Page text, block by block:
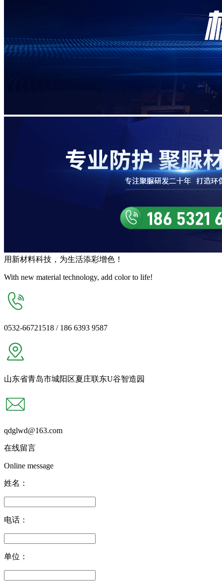
用 新材料科技，为生活添彩增色 ！
With new material technology, add color to life!
0532-66721518 / 186 6393 9587
山东省青岛市城阳区夏庄联东U谷智造园
qdglwd@163.com
在线留言
Online message
姓名：
电话：
单位：